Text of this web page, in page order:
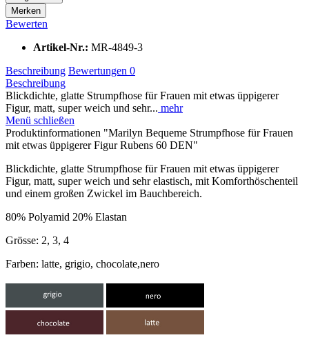
Merken
Bewerten
Artikel-Nr.: MR-4849-3
Beschreibung Bewertungen 0
Beschreibung
Blickdichte, glatte Strumpfhose für Frauen mit etwas üppigerer
Figur, matt, super weich und sehr... mehr
Menü schließen
Produktinformationen "Marilyn Bequeme Strumpfhose für Frauen
mit etwas üppigerer Figur Rubens 60 DEN"
Blickdichte, glatte Strumpfhose für Frauen mit etwas üppigerer
Figur, matt, super weich und sehr elastisch, mit Komforthöschenteil
und einem großen Zwickel im Bauchbereich.
80% Polyamid 20% Elastan
Grösse: 2, 3, 4
Farben: latte, grigio, chocolate,nero